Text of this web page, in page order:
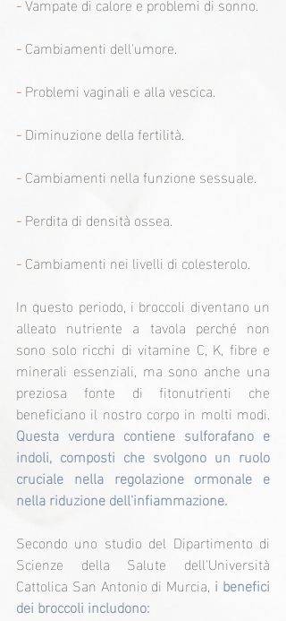
-Cambiamenti dell'umore.
-Problemi vaginali e alla vescica.
-Diminuzione della fertilità.
- Cambiamenti nella funzione sessuale.
-Perdita di densità ossea.
-Cambiamenti nei livelli di colesterolo.
In questo periodo, i broccoli diventano un
alleato nutriente a tavola perché non
sono solo ricchi di vitamine C, K, fibre e
minerali essenziali, ma sono anche una
preziosa fonte di fitonutrienti che
Questa verdura contiene sulforafano e
indoli, composti che svolgono un ruolo
cruciale nella regolazione ormonale e
nella riduzione dell'infiammazione.
Secondo uno studio del Dipartimento di
Scienze della Salute dell'Università
Cattolica San Antonio di Murcia, i benefici
dei broccoli includono: